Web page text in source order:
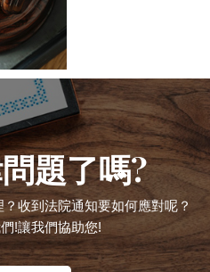
題了嗎?
收到法院通知要如何應對呢？
!讓我們協助您!